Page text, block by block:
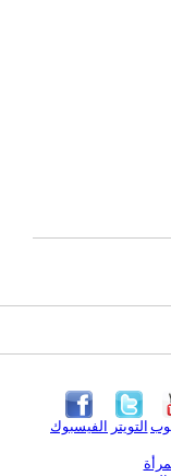
الفيسبوك التويتر